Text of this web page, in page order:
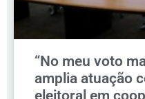
“No meu voto
amplia atuação
eleitoral em